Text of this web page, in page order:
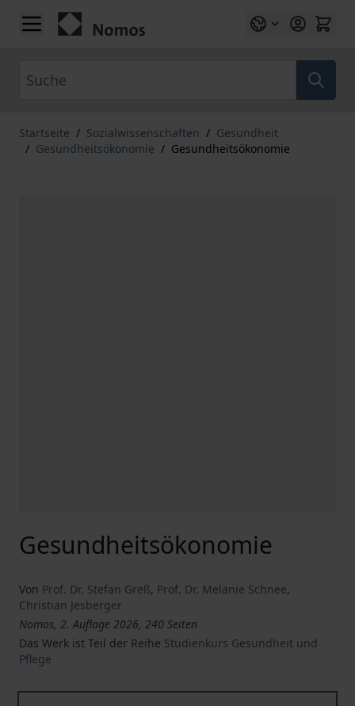
Zum Inhalt springen
Startseite / Sozialwissenschaften / Gesundheit
/ Gesundheitsökonomie / Gesundheitsökonomie
Gesundheitsökonomie
Von Prof. Dr. Stefan Greß, Prof. Dr. Melanie Schnee,
Christian Jesberger
Nomos, 2. Auflage 2026, 240 Seiten
Das Werk ist Teil der Reihe Studienkurs Gesundheit und
Pflege